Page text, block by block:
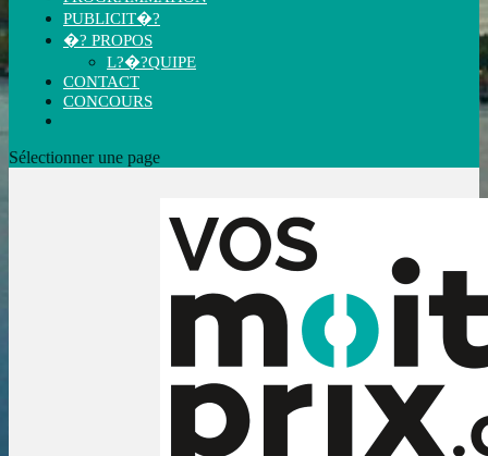
PUBLICIT�?
�? PROPOS
L?�?QUIPE
CONTACT
CONCOURS
Sélectionner une page